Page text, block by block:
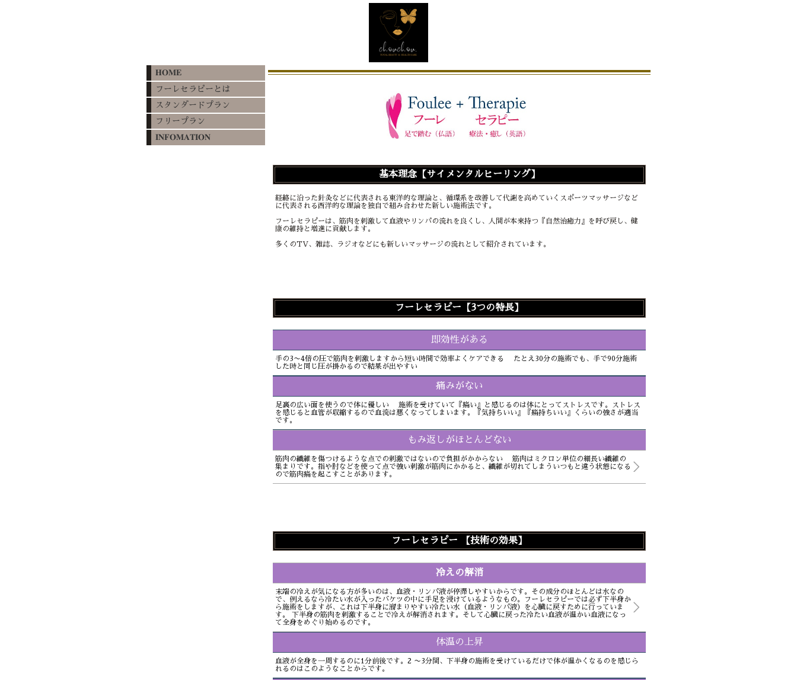
基本理念【サイメンタルヒーリング】
経絡に沿った針灸などに代表される東洋的な理論と、循環系を改善して代謝を高めていくスポーツマッサージなど
に代表される西洋的な理論を独自で組み合わせた新しい施術法です。
フーレセラピーは、筋肉を刺激して血液やリンパの流れを良くし、人間が本来持つ『自然治癒力』を呼び戻し、健
康の維持と増進に貢献します。
多くのTV、雑誌、ラジオなどにも新しいマッサージの流れとして紹介されています。
フーレセラピー【3つの特長】
即効性がある
手の3〜4倍の圧で筋肉を刺激しますから短い時間で効率よくケアできる たとえ30分の施術でも、手で90分施術
した時と同じ圧が掛かるので結果が出やすい
痛みがない
足裏の広い面を使うので体に優しい 施術を受けていて『痛い』と感じるのは体にとってストレスです。ストレス
を感じると血管が収縮するので血流は悪くなってしまいます。『気持ちいい』『痛持ちいい』くらいの強さが適当
です。
もみ返しがほとんどない
筋肉の繊維を傷つけるような点での刺激ではないので負担がかからない 筋肉はミクロン単位の細長い繊維の
集まりです。指や肘などを使って点で強い刺激が筋肉にかかると、繊維が切れてしまういつもと違う状態になる
ので筋肉痛を起こすことがあります。
フーレセラピー 【技術の効果】
冷えの解消
末端の冷えが気になる方が多いのは、血液・リンパ液が停滞しやすいからです。その成分のほとんどは水なの
で、例えるなら冷たい水が入ったバケツの中に手足を浸けているようなもの。フーレセラピーでは必ず下半身か
ら施術をしますが、これは下半身に溜まりやすい冷たい水（血液・リンパ液）を心臓に戻すために行っていま
す。 下半身の筋肉を刺激することで冷えが解消されます。そして心臓に戻った冷たい血液が温かい血液になっ
て全身をめぐり始めるのです。
体温の上昇
血液が全身を一周するのに1分前後です。2 〜3分間、下半身の施術を受けているだけで体が温かくなるのを感じら
れるのはこのようなことからです。
𝐇𝐎𝐌𝐄
フーレセラピーとは
スタンダードプラン
フリープラン
𝐈𝐍𝐅𝐎𝐌𝐀𝐓𝐈𝐎𝐍